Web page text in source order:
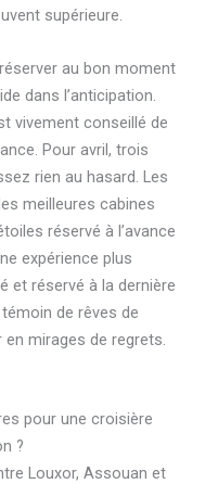
supérieure.
au bon moment
dans l’anticipation.
vivement conseillé de
Pour avril, trois
rien au hasard. Les
meilleures cabines
réservé à l’avance
expérience plus
et réservé à la dernière
de rêves de
mirages de regrets.
pour une croisière
?
Louxor, Assouan et